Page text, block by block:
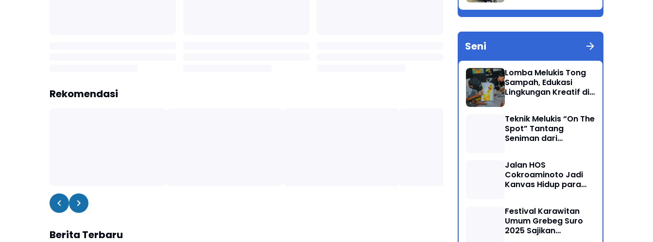
Rekomendasi
Berita Terbaru
Nusantara 2025
Seni
Lomba Melukis Tong
Sampah, Edukasi
Lingkungan Kreatif di
Teknik Melukis “On The
Spot” Tantang
Seniman dari
Jalan HOS
Cokroaminoto Jadi
Kanvas Hidup para
Festival Karawitan
Umum Grebeg Suro
2025 Sajikan